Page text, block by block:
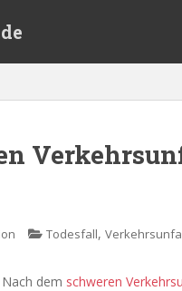
Todesfall,
dem schweren